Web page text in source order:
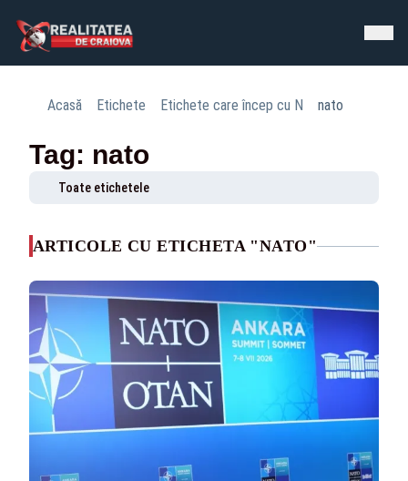
Acasă Etichete Etichete care încep cu N nato
Tag: nato
Toate etichetele
ARTICOLE CU ETICHETA "NATO"